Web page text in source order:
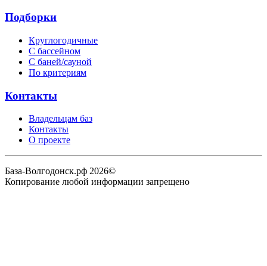
Подборки
Круглогодичные
С бассейном
С баней/сауной
По критериям
Контакты
Владельцам баз
Контакты
О проекте
База-Волгодонск.рф 2026©
Копирование любой информации запрещено